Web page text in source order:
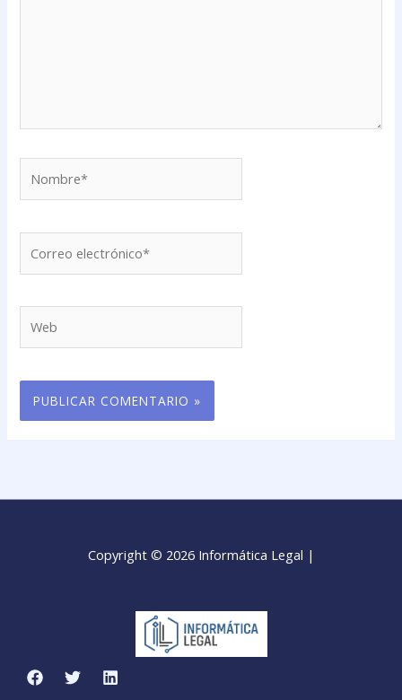
electrónico*
Copyright © 2026 Informática Legal |